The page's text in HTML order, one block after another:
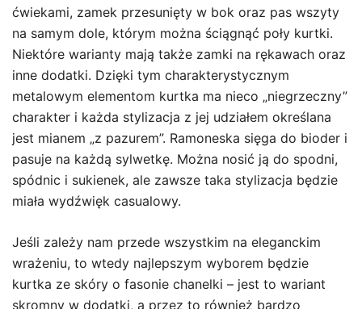
ćwiekami, zamek przesunięty w bok oraz pas wszyty
na samym dole, którym można ściągnąć poły kurtki.
Niektóre warianty mają także zamki na rękawach oraz
inne dodatki. Dzięki tym charakterystycznym
metalowym elementom kurtka ma nieco „niegrzeczny”
charakter i każda stylizacja z jej udziałem określana
jest mianem „z pazurem”. Ramoneska sięga do bioder i
pasuje na każdą sylwetkę. Można nosić ją do spodni,
spódnic i sukienek, ale zawsze taka stylizacja będzie
miała wydźwięk casualowy.
Jeśli zależy nam przede wszystkim na eleganckim
wrażeniu, to wtedy najlepszym wyborem będzie
kurtka ze skóry o fasonie chanelki – jest to wariant
skromny w dodatki, a przez to również bardzo